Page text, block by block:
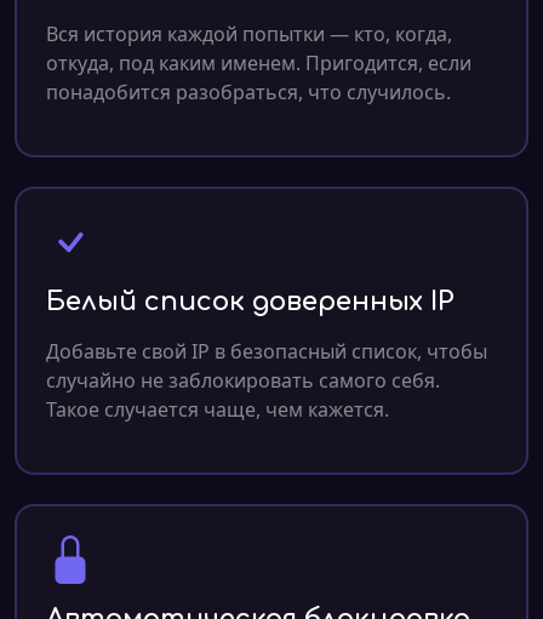
Вся история каждой попытки — кто, когда,
откуда, под каким именем. Пригодится, если
понадобится разобраться, что случилось.
Белый список доверенных IP
Добавьте свой IP в безопасный список, чтобы
случайно не заблокировать самого себя.
Такое случается чаще, чем кажется.